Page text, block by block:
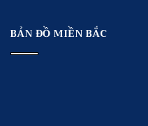
BẢN ĐỒ MIỀN BẮC